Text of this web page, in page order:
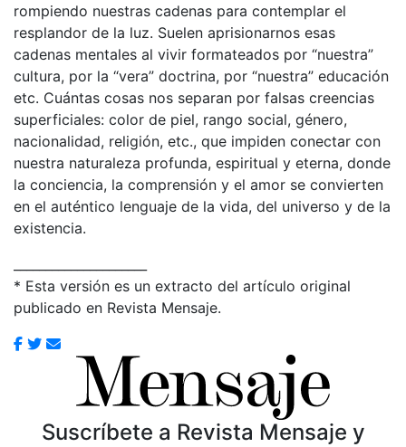
rompiendo nuestras cadenas para contemplar el
resplandor de la luz. Suelen aprisionarnos esas
cadenas mentales al vivir formateados por “nuestra”
cultura, por la “vera” doctrina, por “nuestra” educación
etc. Cuántas cosas nos separan por falsas creencias
superficiales: color de piel, rango social, género,
nacionalidad, religión, etc., que impiden conectar con
nuestra naturaleza profunda, espiritual y eterna, donde
la conciencia, la comprensión y el amor se convierten
en el auténtico lenguaje de la vida, del universo y de la
existencia.
* Esta versión es un extracto del artículo original
publicado en Revista Mensaje.
Suscríbete a Revista Mensaje y